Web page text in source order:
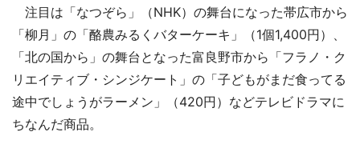
注目は「なつぞら」（NHK）の舞台になった帯広市から
「柳月」の「酪農みるくバターケーキ」（1個1,400円）、
「北の国から」の舞台となった富良野市から「フラノ・ク
リエイティブ・シンジケート」の「子どもがまだ食ってる
途中でしょうがラーメン」（420円）などテレビドラマに
ちなんだ商品。